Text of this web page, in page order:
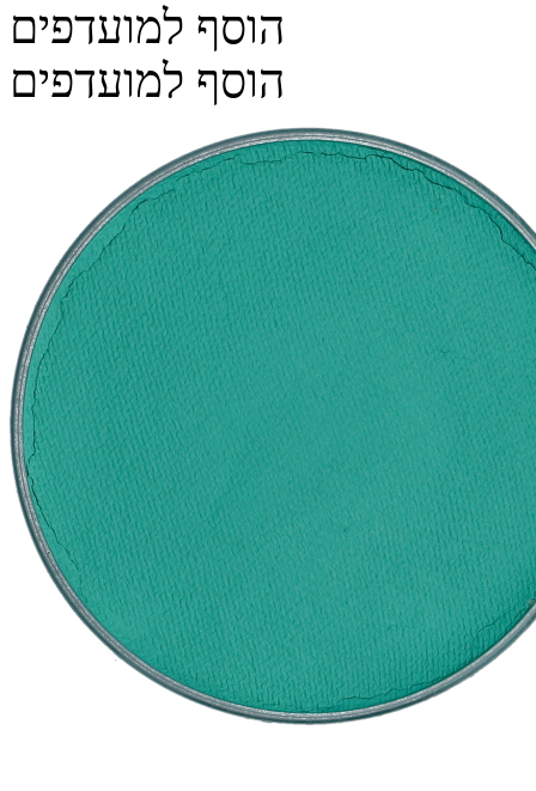
הוסף למועדפים
הוסף למועדפים